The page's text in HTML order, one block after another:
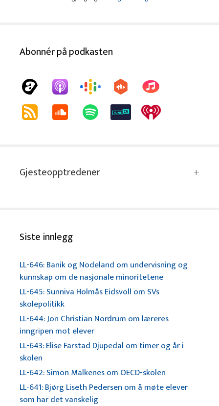
Abonnér på podkasten
Gjesteopptredener
Siste innlegg
LL-646: Banik og Nodeland om undervisning og
kunnskap om de nasjonale minoritetene
LL-645: Sunniva Holmås Eidsvoll om SVs
skolepolitikk
LL-644: Jon Christian Nordrum om læreres
inngripen mot elever
LL-643: Elise Farstad Djupedal om timer og år i
skolen
LL-642: Simon Malkenes om OECD-skolen
LL-641: Bjørg Liseth Pedersen om å møte elever
som har det vanskelig